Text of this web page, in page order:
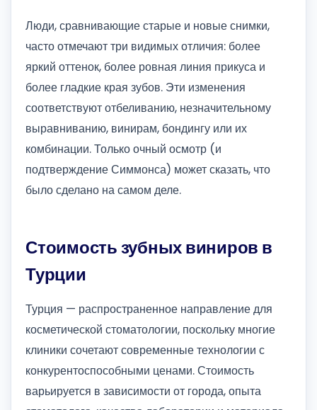
Люди, сравнивающие старые и новые снимки,
часто отмечают три видимых отличия: более
яркий оттенок, более ровная линия прикуса и
более гладкие края зубов. Эти изменения
соответствуют отбеливанию, незначительному
выравниванию, винирам, бондингу или их
комбинации. Только очный осмотр (и
подтверждение Симмонса) может сказать, что
было сделано на самом деле.
Стоимость зубных виниров в
Турции
Турция — распространенное направление для
косметической стоматологии, поскольку многие
клиники сочетают современные технологии с
конкурентоспособными ценами. Стоимость
варьируется в зависимости от города, опыта